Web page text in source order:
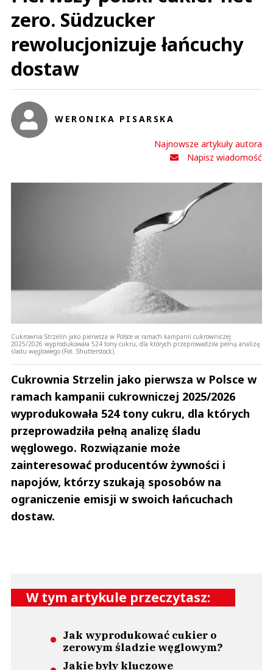
zero. Südzucker
rewolucjonizuje łańcuchy
dostaw
WERONIKA PISARSKA
Najnowsze artykuły autora
Napisz wiadomość
Cukrownia Strzelin jako pierwsza w Polsce w ramach kampanii cukrowniczej
2025/2026 wyprodukowała 524 tony cukru, dla których przeprowadziła pełną analizę
śladu węglowego (Fot. Shutterstock).
Cukrownia Strzelin jako pierwsza w Polsce w
ramach kampanii cukrowniczej 2025/2026
wyprodukowała 524 tony cukru, dla których
przeprowadziła pełną analizę śladu
węglowego. Rozwiązanie może
zainteresować producentów żywności i
napojów, którzy szukają sposobów na
ograniczenie emisji w swoich łańcuchach
dostaw.
W tym artykule przeczytasz:
Jak wyprodukować cukier o
zerowym śladzie węglowym?
Jakie były kluczowe